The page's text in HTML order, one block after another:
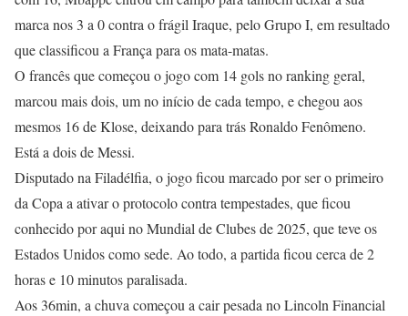
marca nos 3 a 0 contra o frágil Iraque, pelo Grupo I, em resultado
que classificou a França para os mata-matas.
O francês que começou o jogo com 14 gols no ranking geral,
marcou mais dois, um no início de cada tempo, e chegou aos
mesmos 16 de Klose, deixando para trás Ronaldo Fenômeno.
Está a dois de Messi.
Disputado na Filadélfia, o jogo ficou marcado por ser o primeiro
da Copa a ativar o protocolo contra tempestades, que ficou
conhecido por aqui no Mundial de Clubes de 2025, que teve os
Estados Unidos como sede. Ao todo, a partida ficou cerca de 2
horas e 10 minutos paralisada.
Aos 36min, a chuva começou a cair pesada no Lincoln Financial